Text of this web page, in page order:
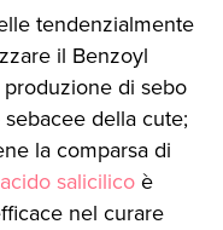
tendenzialmente
il Benzoyl
di sebo
della cute;
la comparsa di
acido salicilicoè
nel curare